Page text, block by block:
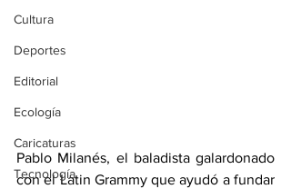
Cultura
Deportes
Editorial
Ecología
Caricaturas
Tecnología
Pablo Milanés, el baladista galardonado
con el Latin Grammy que ayudó a fundar